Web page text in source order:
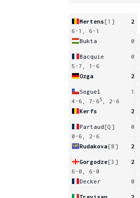
Mertens [1]
2
6-1, 6-1
Bukta
0
Bacquie
0
5-7, 1-6
Ozga
2
Seguel
1
4-6, 7-6 5
, 2-6
Kerfs
2
Partaud [Q]
0
0-6, 2-6
Rudakova[8] 2
Gorgodze[3]
2
6-0, 6-0
Decker
0